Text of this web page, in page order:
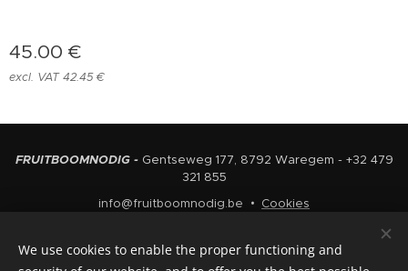
45.00 €
excl. VAT 42.45 €
FRUITBOOMNODIG -Gentseweg 177, 8792 Waregem - +32 479
321 855
info@fruitboomnodig.be
Cookies
Nederlands
We use cookies to enable the proper functioning and